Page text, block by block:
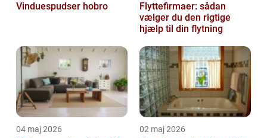
Vinduespudser hobro
Flyttefirmaer: sådan
vælger du den rigtige
hjælp til din flytning
04 maj 2026 02 maj 2026